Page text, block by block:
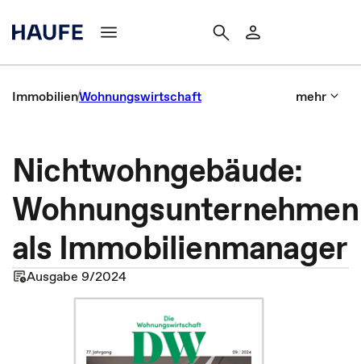
ImmobilienWohnungswirtschaft mehr
Nichtwohngebäude:
Wohnungsunternehmen
als Immobilienmanager
Ausgabe 9/2024